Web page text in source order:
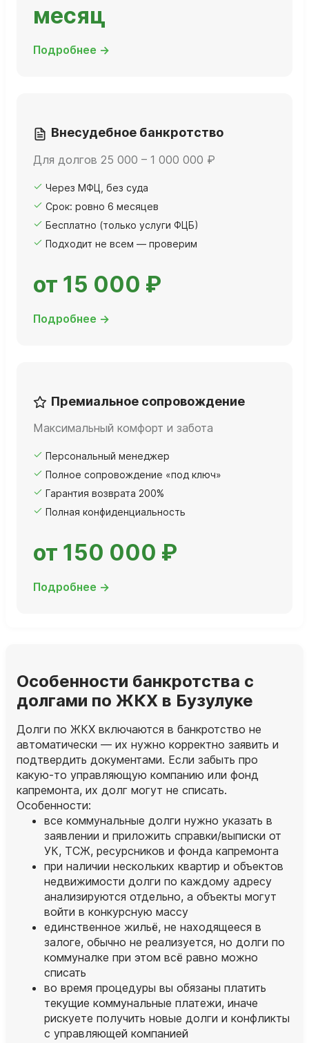
месяц
Подробнее →
Внесудебное банкротство
Для долгов 25 000 – 1 000 000 ₽
Через МФЦ, без суда
Срок: ровно 6 месяцев
Бесплатно (только услуги ФЦБ)
Подходит не всем — проверим
от 15 000 ₽
Подробнее →
Премиальное сопровождение
Максимальный комфорт и забота
Персональный менеджер
Полное сопровождение «под ключ»
Гарантия возврата 200%
Полная конфиденциальность
от 150 000 ₽
Подробнее →
Особенности банкротства с
долгами по ЖКХ в Бузулуке
Долги по ЖКХ включаются в банкротство не
автоматически — их нужно корректно заявить и
подтвердить документами. Если забыть про
какую‑то управляющую компанию или фонд
капремонта, их долг могут не списать.
Особенности:
все коммунальные долги нужно указать в
заявлении и приложить справки/выписки от
УК, ТСЖ, ресурсников и фонда капремонта
при наличии нескольких квартир и объектов
недвижимости долги по каждому адресу
анализируются отдельно, а объекты могут
войти в конкурсную массу
единственное жильё, не находящееся в
залоге, обычно не реализуется, но долги по
коммуналке при этом всё равно можно
списать
во время процедуры вы обязаны платить
текущие коммунальные платежи, иначе
рискуете получить новые долги и конфликты
с управляющей компанией